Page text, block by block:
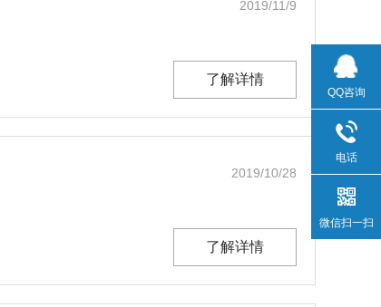
2019/11/9
了解详情
2019/10/28
了解详情
QQ咨询
电话
微信扫一扫